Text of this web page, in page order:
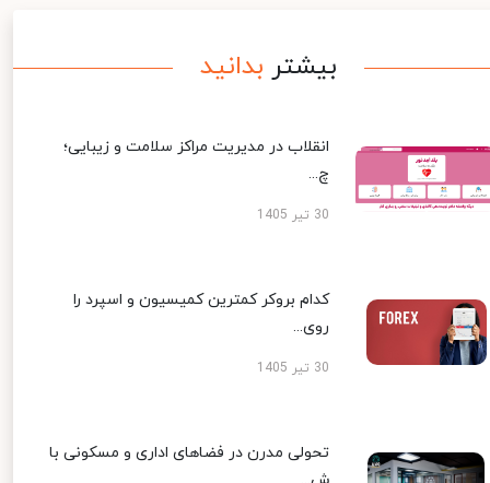
بیشتر بدانید
انقلاب در مدیریت مراکز سلامت و زیبایی؛
چ...
30 تیر 1405
کدام بروکر کمترین کمیسیون و اسپرد را
روی...
30 تیر 1405
تحولی مدرن در فضاهای اداری و مسکونی با